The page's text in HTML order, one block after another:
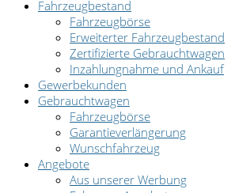
Fahrzeugbestand
Fahrzeugbörse
Erweiterter Fahrzeugbestand
Zertifizierte Gebrauchtwagen
Inzahlungnahme und Ankauf
Gewerbekunden
Gebrauchtwagen
Fahrzeugbörse
Garantieverlängerung
Wunschfahrzeug
Angebote
Aus unserer Werbung